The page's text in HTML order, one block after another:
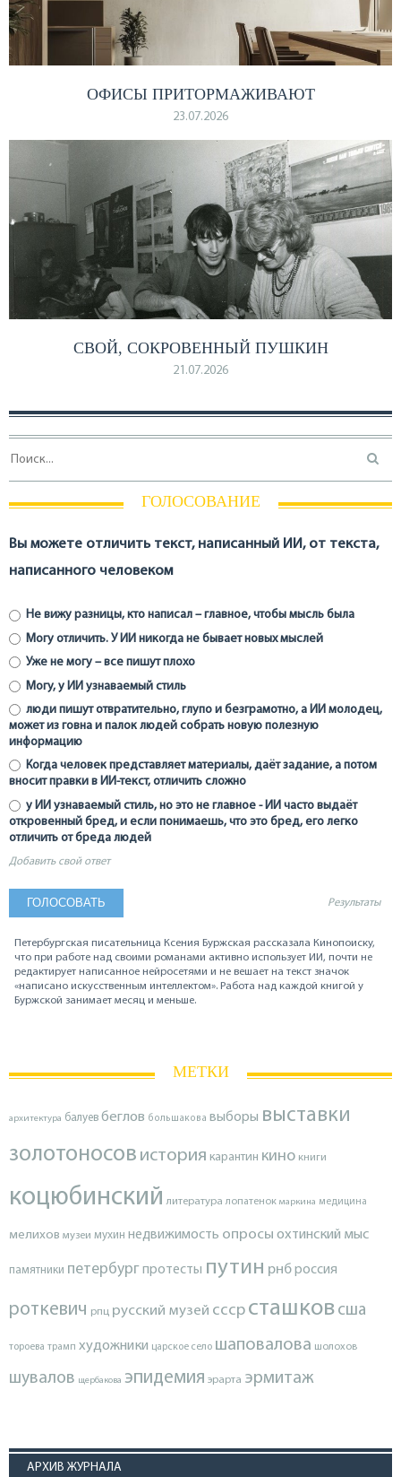
ОФИСЫ ПРИТОРМАЖИВАЮТ
23.07.2026
СВОЙ, СОКРОВЕННЫЙ ПУШКИН
21.07.2026
ГОЛОСОВАНИЕ
Вы можете отличить текст, написанный ИИ, от текста,
написанного человеком
Не вижу разницы, кто написал – главное, чтобы мысль была
Могу отличить. У ИИ никогда не бывает новых мыслей
Уже не могу – все пишут плохо
Могу, у ИИ узнаваемый стиль
люди пишут отвратительно, глупо и безграмотно, а ИИ молодец,
может из говна и палок людей собрать новую полезную
информацию
Когда человек представляет материалы, даёт задание, а потом
вносит правки в ИИ-текст, отличить сложно
у ИИ узнаваемый стиль, но это не главное - ИИ часто выдаёт
откровенный бред, и если понимаешь, что это бред, его легко
отличить от бреда людей
Добавить свой ответ
Результаты
Петербургская писательница Ксения Буржская рассказала Кинопоиску,
что при работе над своими романами активно использует ИИ, почти не
редактирует написанное нейросетями и не вешает на текст значок
«написано искусственным интеллектом». Работа над каждой книгой у
Буржской занимает месяц и меньше.
МЕТКИ
архитектура балуев беглов большакова выборы выставки
золотоносов история карантин кино книги
коцюбинский литература лопатенок маркина медицина
мелихов музеи мухин недвижимость опросы охтинский мыс
памятники петербургпротесты путин рнброссия
роткевич рпц русский музей ссср сташков сша
тороева трамп художники царское село шаповалова шолохов
шувалов щербакова эпидемия эрарта эрмитаж
АРХИВ ЖУРНАЛА